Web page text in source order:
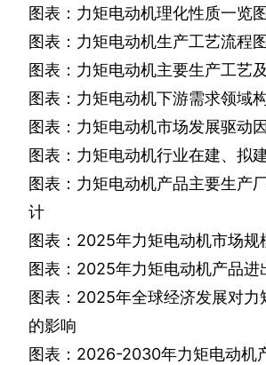
图表：力矩电动机理化性质一览图
图表：力矩电动机生产工艺流程图
图表：力矩电动机主要生产工艺
图表：力矩电动机下游需求领域
图表：力矩电动机市场发展驱动
图表：力矩电动机行业在建、拟
图表：力矩电动机产品主要生产
计
图表： 2025年力矩电动机市场规
图表： 2025年力矩电动机产品进
图表： 2025年全球经济发展对力
的影响
图表： 2026-2030年力矩电动机